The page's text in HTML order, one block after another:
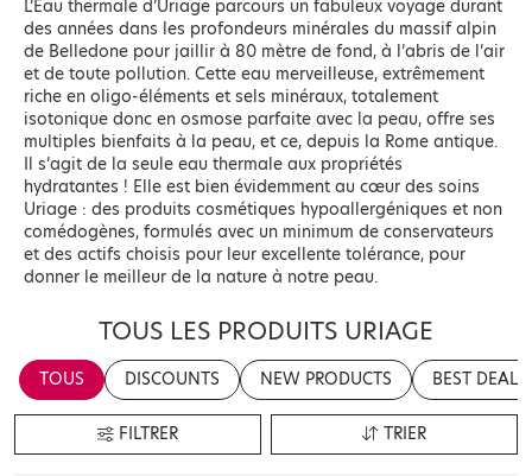
L’Eau thermale d’Uriage parcours un fabuleux voyage durant
des années dans les profondeurs minérales du massif alpin
de Belledone pour jaillir à 80 mètre de fond, à l’abris de l’air
et de toute pollution. Cette eau merveilleuse, extrêmement
riche en oligo-éléments et sels minéraux, totalement
isotonique donc en osmose parfaite avec la peau, offre ses
multiples bienfaits à la peau, et ce, depuis la Rome antique.
Il s’agit de la seule eau thermale aux propriétés
hydratantes ! Elle est bien évidemment au cœur des soins
Uriage : des produits cosmétiques hypoallergéniques et non
comédogènes, formulés avec un minimum de conservateurs
et des actifs choisis pour leur excellente tolérance, pour
donner le meilleur de la nature à notre peau.
TOUS LES PRODUITS URIAGE
TOUS DISCOUNTS NEW PRODUCTS BEST DEALS
FILTRER TRIER